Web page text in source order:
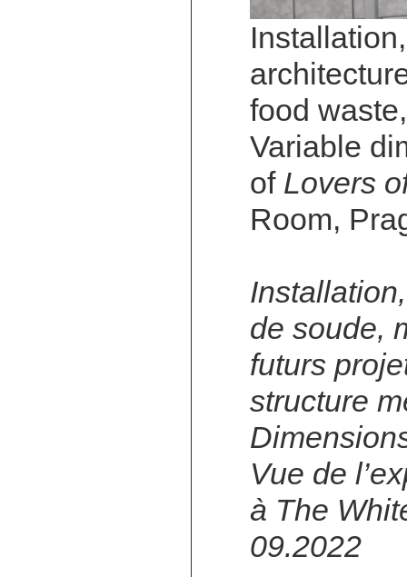
food
Variable
of Lovers
Room,
de soude,
futurs
structure
Vue de
à The
09.2022